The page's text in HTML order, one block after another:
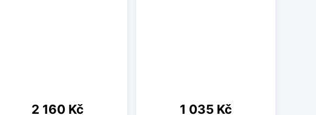
Cena
2 160 Kč Cena
1 035 Kč